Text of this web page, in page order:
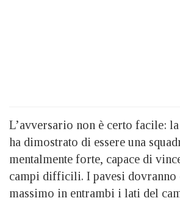
L’avversario non è certo facile: la
ha dimostrato di essere una
mentalmente forte, capace di
campi difficili. I pavesi dovranno
massimo in entrambi i lati del